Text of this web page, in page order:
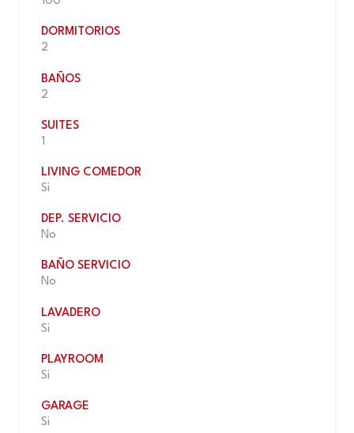
DORMITORIOS
2
BAÑOS
2
SUITES
1
LIVING COMEDOR
Si
DEP. SERVICIO
No
BAÑO SERVICIO
No
LAVADERO
Si
PLAYROOM
Si
GARAGE
Si